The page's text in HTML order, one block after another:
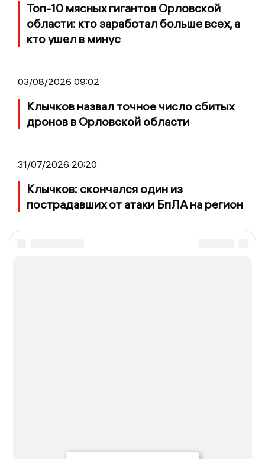
Топ-10 мясных гигантов Орловской
области: кто заработал больше всех, а
кто ушел в минус
03/08/2026 09:02
Клычков назвал точное число сбитых
дронов в Орловской области
31/07/2026 20:20
Клычков: скончался один из
пострадавших от атаки БпЛА на регион